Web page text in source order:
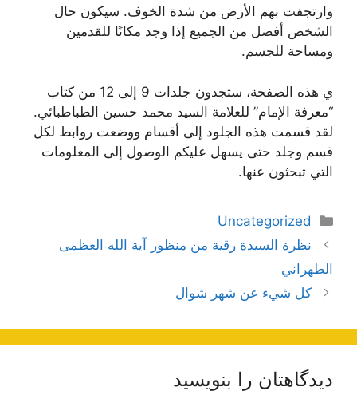
وارتجفت بهم الأرض من شدة الخوف. سيكون حال
الشخص أفضل من الجميع إذا وجد مكانًا للقدمين
ومساحة للجسم.
ي هذه الصفحة، ستجدون جلدات 9 إلى 12 من كتاب
“معرفة الإمام” للعلامة السيد محمد حسين الطباطبائي.
لقد قسمت هذه الجلود إلى أقسام ووضعت روابط لكل
قسم وجلد حتى يسهل عليكم الوصول إلى المعلومات
التي تبحثون عنها.
دسته‌ها
Uncategorized
ناوبری
نوشته‌ها
نظرة السيدة رقية من منظور آية الله العظمى
الطهراني
كل شيء عن شهر شوال
دیدگاهتان را بنویسید